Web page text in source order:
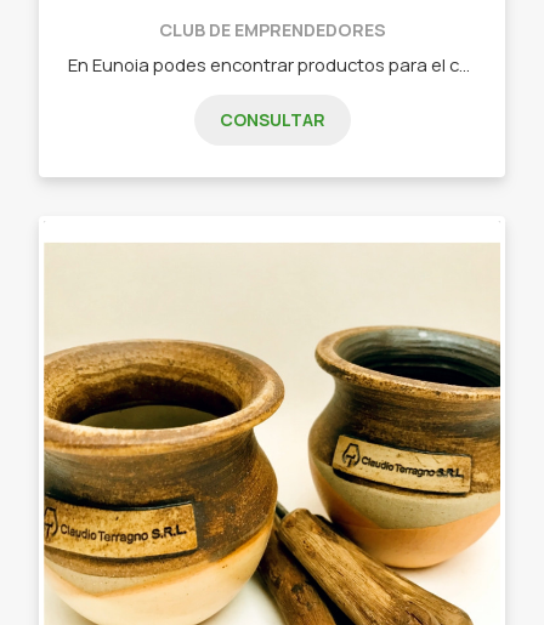
CLUB DE EMPRENDEDORES
CONSULTAR